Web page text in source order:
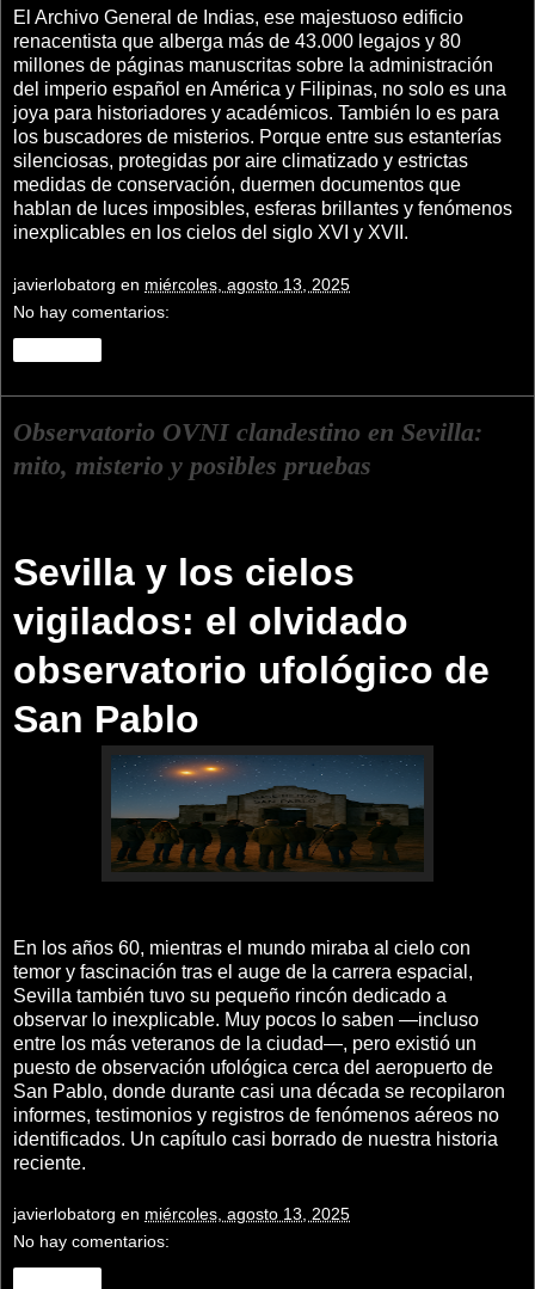
El Archivo General de Indias, ese majestuoso edificio
renacentista que alberga más de 43.000 legajos y 80
millones de páginas manuscritas sobre la administración
del imperio español en América y Filipinas, no solo es una
joya para historiadores y académicos. También lo es para
los buscadores de misterios. Porque entre sus estanterías
silenciosas, protegidas por aire climatizado y estrictas
medidas de conservación, duermen documentos que
hablan de luces imposibles, esferas brillantes y fenómenos
inexplicables en los cielos del siglo XVI y XVII.
javierlobatorg en miércoles, agosto 13, 2025
No hay comentarios:
Observatorio OVNI clandestino en Sevilla:
mito, misterio y posibles pruebas
Sevilla y los cielos
vigilados: el olvidado
observatorio ufológico de
San Pablo
En los años 60, mientras el mundo miraba al cielo con
temor y fascinación tras el auge de la carrera espacial,
Sevilla también tuvo su pequeño rincón dedicado a
observar lo inexplicable. Muy pocos lo saben —incluso
entre los más veteranos de la ciudad—, pero existió un
puesto de observación ufológica cerca del aeropuerto de
San Pablo, donde durante casi una década se recopilaron
informes, testimonios y registros de fenómenos aéreos no
identificados. Un capítulo casi borrado de nuestra historia
reciente.
javierlobatorg en miércoles, agosto 13, 2025
No hay comentarios: